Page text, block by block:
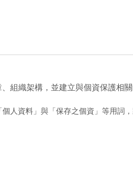
組織架構，並建立與個資保護相
人資料」與「保存之個資」等用詞